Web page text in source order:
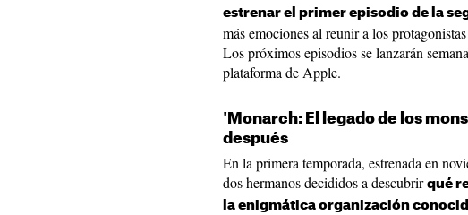
estrenar el primer episodio de la
más emociones al reunir a los
Los próximos episodios se lanzarán
plataforma de Apple.
'Monarch: El legado de los
después
En la primera temporada, estrenada en
dos hermanos decididos a descubrir qué
la enigmática organización